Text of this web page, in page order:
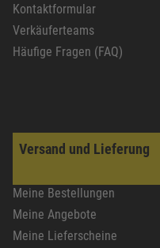
Kontaktformular
Verkäuferteams
Häufige Fragen (FAQ)
Versand und Lieferung
Meine Bestellungen
Meine Angebote
Meine Lieferscheine